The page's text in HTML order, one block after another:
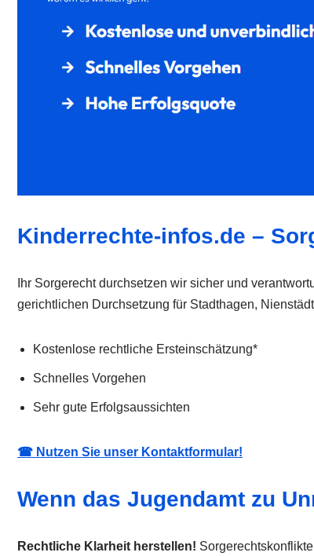
Kinderrechte-infos.de –
Ihr Sorgerecht durchsetzen wir sicher und
gerichtlichen Durchsetzung für Stadthagen,
Kostenlose rechtliche Ersteinschätzung*
Schnelles Vorgehen
Sehr gute Erfolgsaussichten
☎ Nutzen Sie unser Kontaktformular!
Wenn das Jugendamt zu
Rechtliche Klarheit herstellen!